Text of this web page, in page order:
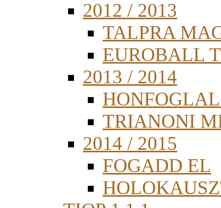
2012 / 2013
TALPRA
EUROBALL
2013 / 2014
TRIANONI
2014 / 2015
FOGADD EL